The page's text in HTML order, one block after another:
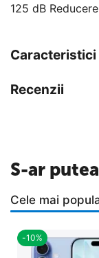
125 dB
Caracteristici
Recenzii
S-ar
Cele mai
-10%